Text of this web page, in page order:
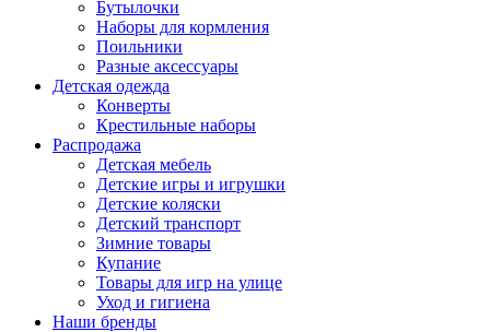
Бутылочки
Наборы для кормления
Поильники
Разные аксессуары
Детская одежда
Конверты
Крестильные наборы
Распродажа
Детская мебель
Детские игры и игрушки
Детские коляски
Детский транспорт
Зимние товары
Купание
Товары для игр на улице
Уход и гигиена
Наши бренды